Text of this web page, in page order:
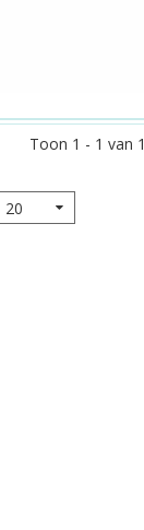
Toon 1 - 1 van 1
20